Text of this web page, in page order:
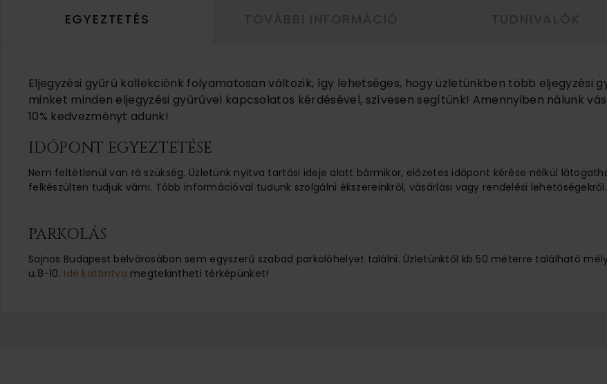
EGYEZTETÉS
Eljegyzési gyűrű kollekciónk folyamatosan változik, így lehetséges, hogy üzletünkben több eljegyzési
minket minden eljegyzési gyűrűvel kapcsolatos kérdésével, szívesen segítünk! Amennyiben nálunk
10% kedvezményt adunk!
IDŐPONT EGYEZTETÉSE
Nem feltétlenül van rá szükség. Üzletünk nyitva tartási ideje alatt bármikor, előzetes időpont kérése nélkül
felkészülten tudjuk várni. Több információval tudunk szolgálni ékszereinkről, vásárlási vagy rendelési
PARKOLÁS
Sajnos Budapest belvárosában sem egyszerű szabad parkolóhelyet találni. Üzletünktől kb 50 méterre található
u.8-10. Ide kattintva megtekintheti térképünket!